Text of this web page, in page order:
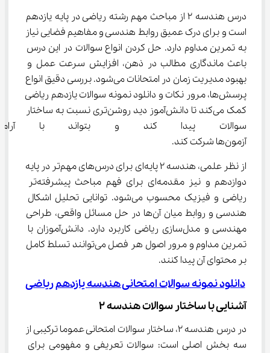
درس هندسه ۲ از مباحث مهم رشته ریاضی در پایه یازدهم
است و برای درک عمیق روابط هندسی و مفاهیم فضایی نیاز
به تمرین مداوم دارد. حل کردن انواع سوالات در این درس
باعث ماندگاری مطالب در ذهن، افزایش سرعت عمل و
بهبود مدیریت زمان در امتحانات می‌شود. بررسی دقیق انواع
پرسش‌ها، مرور نکات و دانلود نمونه سوالات یازدهم ریاضی
کمک می‌کند تا دانش‌آموز دید روشن‌تری نسبت به ساختار
سوالات پیدا کند و بتواند با
آزمون‌ها شرکت کند.
از نظر علمی، هندسه ۲ پایه‌ای برای درس‌های مهم‌تر در پایه
دوازدهم و نیز مقدمه‌ای برای فهم مباحث پیشرفته‌تر
ریاضی و فیزیک محسوب می‌شود. توانایی تحلیل اشکال
هندسی و روابط میان آن‌ها در حل مسائل واقعی، طراحی
مهندسی و مدل‌سازی ریاضی کاربرد دارد. دانش‌آموزان با
تمرین مداوم و مرور اصول هر فصل می‌توانند تسلط کامل
بر محتوای آن پیدا کنند.
دانلود نمونه سوالات امتحانی هندسه یازدهم ریاضی
آشنایی با ساختار سوالات هندسه ۲
در درس هندسه ۲، ساختار سوالات امتحانی عموما ترکیبی از
سه بخش اصلی است: سوالات تعریفی و مفهومی برای